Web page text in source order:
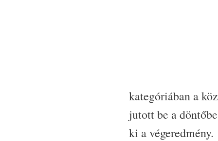
kategóriában a
jutott be a
ki a végeredmény.